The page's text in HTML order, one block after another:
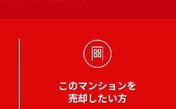
このマンションを
売却したい方